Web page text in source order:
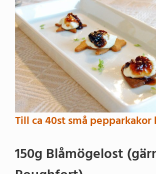
Till ca 40st små pepparkakor
150g Blåmögelost